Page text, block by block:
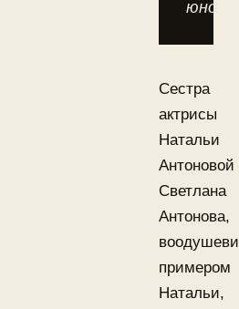
Сестра
актрисы
Натальи
Антоновой
Светлана
Антонова,
примером
Натальи,